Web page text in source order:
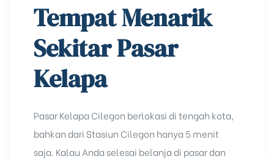
Tempat Menarik
Sekitar Pasar
Kelapa
Pasar Kelapa Cilegon berlokasi di tengah kota,
bahkan dari Stasiun Cilegon hanya 5 menit
saja. Kalau Anda selesai belanja di pasar dan